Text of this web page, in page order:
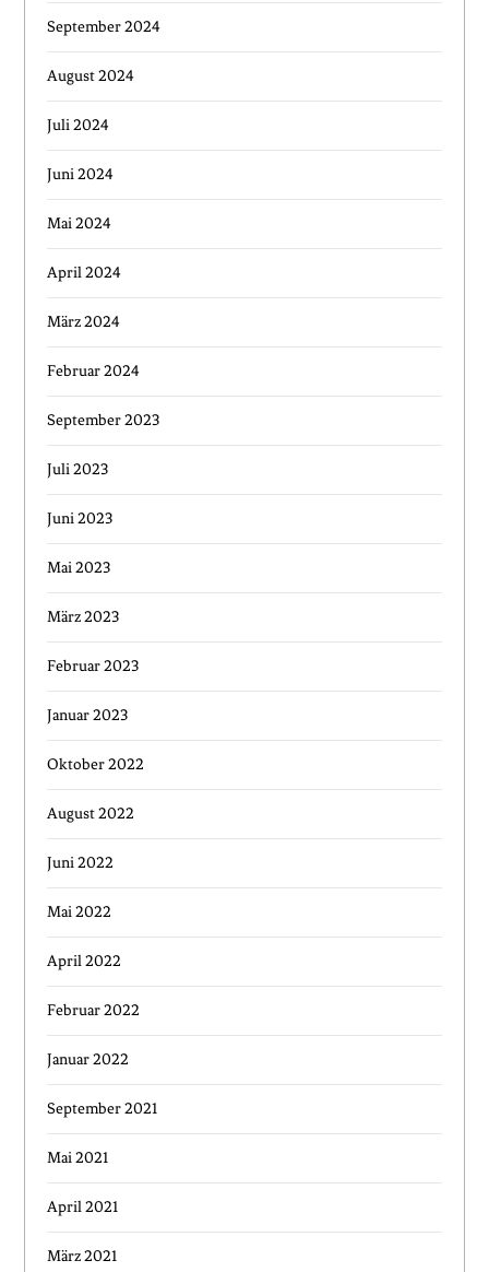
September 2024
August 2024
Juli 2024
Juni 2024
Mai 2024
April 2024
März 2024
Februar 2024
September 2023
Juli 2023
Juni 2023
Mai 2023
März 2023
Februar 2023
Januar 2023
Oktober 2022
August 2022
Juni 2022
Mai 2022
April 2022
Februar 2022
Januar 2022
September 2021
Mai 2021
April 2021
März 2021